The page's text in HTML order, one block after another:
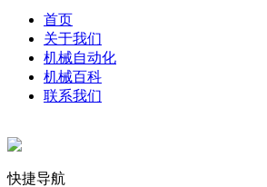
首页
关于我们
机械自动化
机械百科
联系我们
快捷导航